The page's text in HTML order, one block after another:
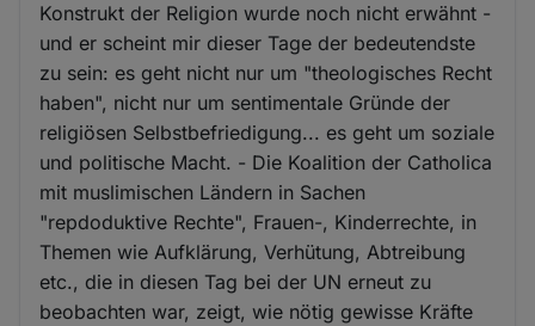
Konstrukt der Religion wurde noch nicht erwähnt -
und er scheint mir dieser Tage der bedeutendste
zu sein: es geht nicht nur um "theologisches Recht
haben", nicht nur um sentimentale Gründe der
religiösen Selbstbefriedigung... es geht um soziale
und politische Macht. - Die Koalition der Catholica
mit muslimischen Ländern in Sachen
"repdoduktive Rechte", Frauen-, Kinderrechte, in
Themen wie Aufklärung, Verhütung, Abtreibung
etc., die in diesen Tag bei der UN erneut zu
beobachten war, zeigt, wie nötig gewisse Kräfte